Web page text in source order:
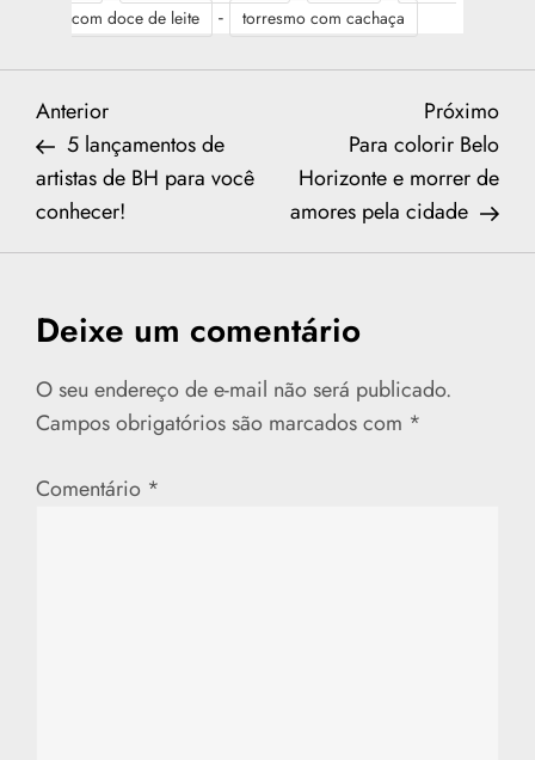
com doce de leite
- torresmo com cachaça
N
a
v
g
a
ã
Previous
Post
Anterior
5 lançamentos de
artistas de BH para você
conhecer!
Post
Próximo
Para colorir Belo
Horizonte e morrer de
amores pela cidade
Deixe um comentário
O seu endereço de e-mail não será publicado.
Campos obrigatórios são marcados com *
Comentário *